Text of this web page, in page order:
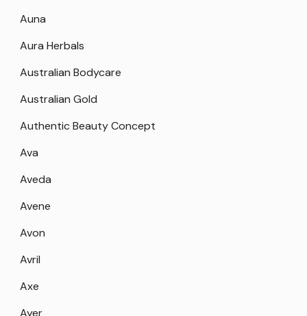
Auna
Aura Herbals
Australian Bodycare
Australian Gold
Authentic Beauty Concept
Ava
Aveda
Avene
Avon
Avril
Axe
Ayer